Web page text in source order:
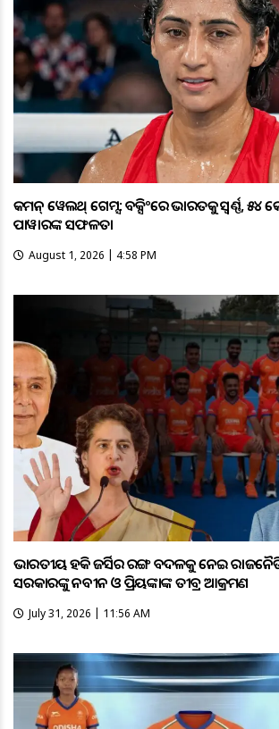
କମନ୍ ୱେଲଥ୍ ଗେମ୍ସ: ବକ୍ସିଂରେ ଭାରତକୁ ସ୍ବର୍ଣ୍ଣ, ୫୪
ପାୱାରଙ୍କ ସଫଳତା
August 1, 2026 | 4:58 PM
ଭାରତୀୟ ହକି ଜର୍ସିର ରଙ୍ଗ ବଦଳକୁ ନେଇ
ସରକାରଙ୍କୁ ନବୀନ ଓ ପ୍ରିୟଙ୍କାଙ୍କ ତୀବ୍ର ଆକ୍ରମଣ
July 31, 2026 | 11:56 AM